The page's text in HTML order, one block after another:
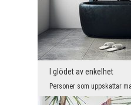
I glödet av enkelhet